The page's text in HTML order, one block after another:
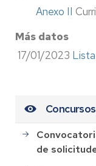
Anexo II
Más datos
17/01/2023
de